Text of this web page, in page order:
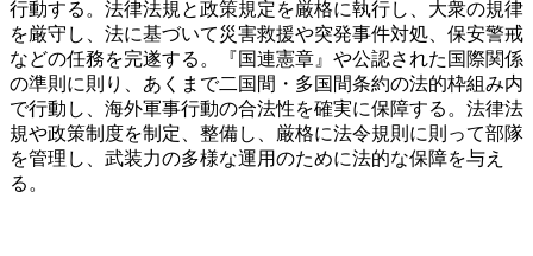
行動する。法律法規と政策規定を厳格に執行し、大衆の規律
を厳守し、法に基づいて災害救援や突発事件対処、保安警戒
などの任務を完遂する。『国連憲章』や公認された国際関係
の準則に則り、あくまで二国間・多国間条約の法的枠組み内
で行動し、海外軍事行動の合法性を確実に保障する。法律法
規や政策制度を制定、整備し、厳格に法令規則に則って部隊
を管理し、武装力の多様な運用のために法的な保障を与え
る。